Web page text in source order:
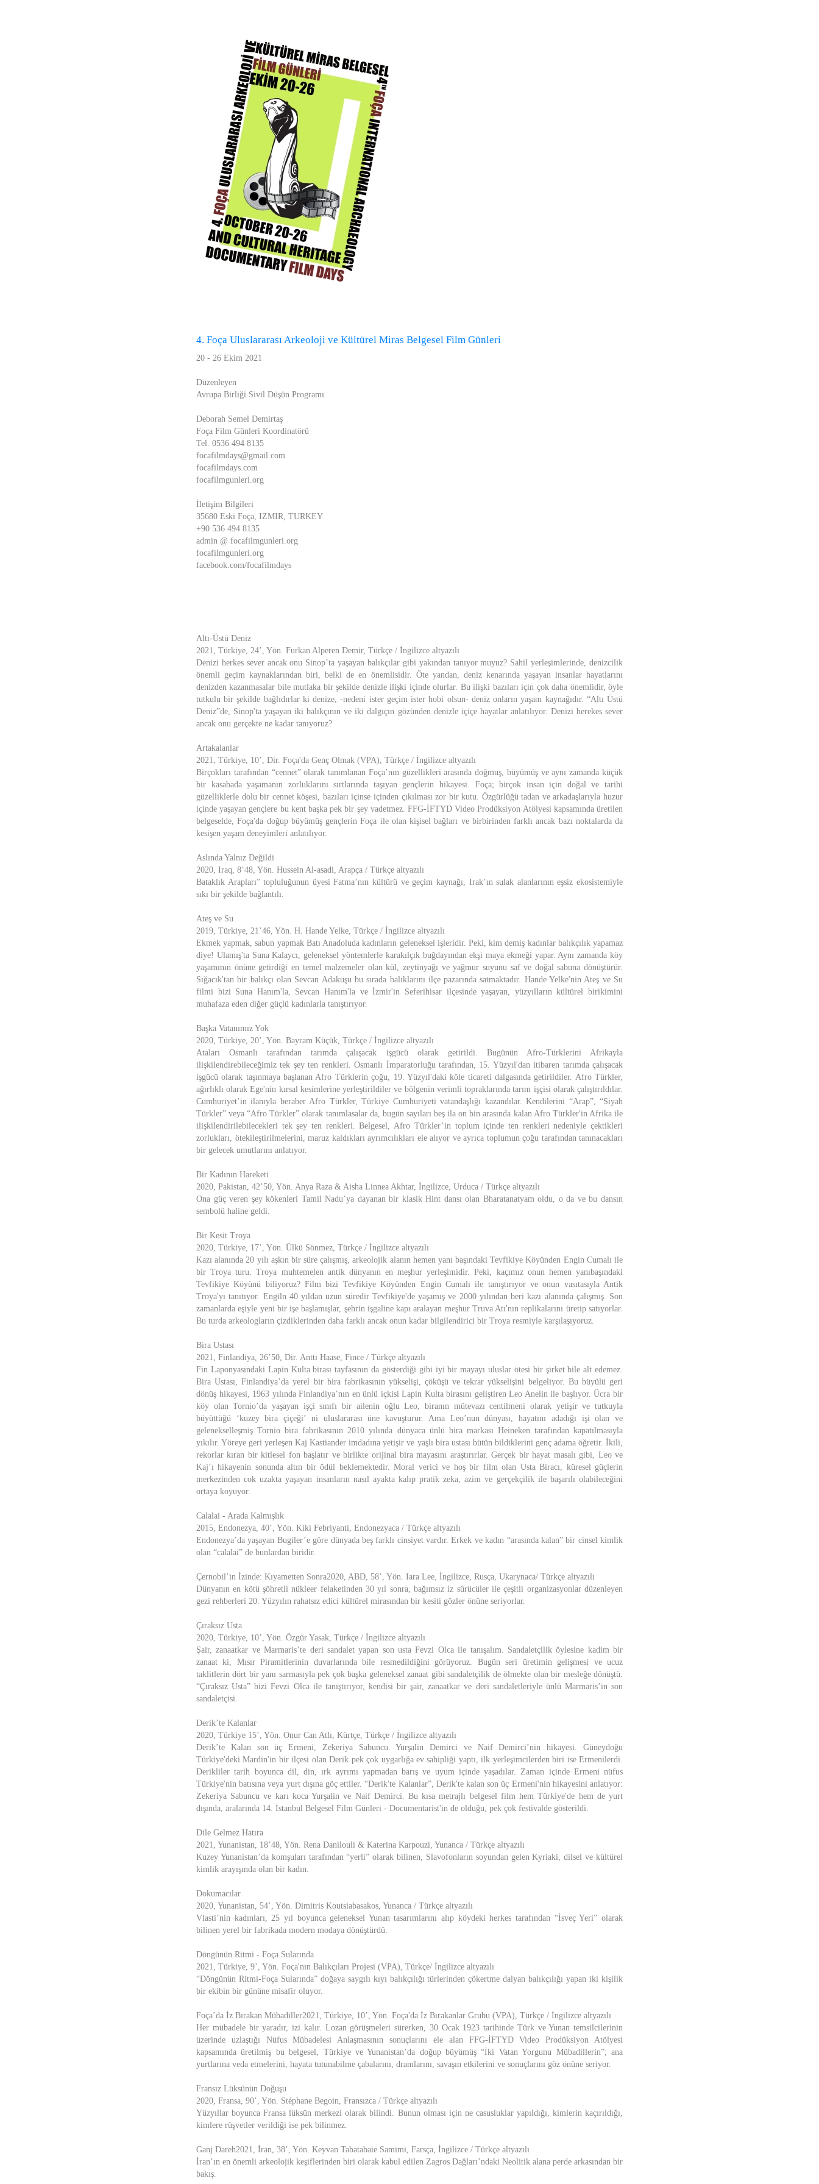
4. Foça Uluslararası Arkeoloji ve Kültürel Miras Belgesel Film Günleri
20 - 26 Ekim 2021
Düzenleyen
Avrupa Birliği Sivil Düşün Programı
Deborah Semel Demirtaş
Foça Film Günleri Koordinatörü
Tel. 0536 494 8135
focafilmdays@gmail.com
focafilmdays.com
focafilmgunleri.org
İletişim Bilgileri
35680 Eski Foça, IZMIR, TURKEY
+90 536 494 8135
admin @ focafilmgunleri.org
focafilmgunleri.org
facebook.com/focafilmdays
Altı-Üstü Deniz
2021, Türkiye, 24’, Yön. Furkan Alperen Demir, Türkçe / İngilizce altyazılı
Denizi herkes sever ancak onu Sinop’ta yaşayan balıkçılar gibi yakından tanıyor muyuz? Sahil yerleşimlerinde, denizcilik
önemli geçim kaynaklarından biri, belki de en önemlisidir. Öte yandan, deniz kenarında yaşayan insanlar hayatlarını
denizden kazanmasalar bile mutlaka bir şekilde denizle ilişki içinde olurlar. Bu ilişki bazıları için çok daha önemlidir, öyle
tutkulu bir şekilde bağlıdırlar ki denize, -nedeni ister geçim ister hobi olsun- deniz onların yaşam kaynağıdır. “Altı Üstü
Deniz”de, Sinop'ta yaşayan iki balıkçının ve iki dalgıçın gözünden denizle içiçe hayatlar anlatılıyor. Denizi herekes sever
ancak onu gerçekte ne kadar tanıyoruz?
Artakalanlar
2021, Türkiye, 10’, Dir. Foça'da Genç Olmak (VPA), Türkçe / İngilizce altyazılı
Birçokları tarafından “cennet” olarak tanımlanan Foça’nın güzellikleri arasında doğmuş, büyümüş ve aynı zamanda küçük
bir kasabada yaşamanın zorluklarını sırtlarında taşıyan gençlerin hikayesi. Foça; birçok insan için doğal ve tarihi
güzelliklerle dolu bir cennet köşesi, bazıları içinse içinden çıkılması zor bir kutu. Özgürlüğü tadan ve arkadaşlarıyla huzur
içinde yaşayan gençlere bu kent başka pek bir şey vadetmez. FFG-İFTYD Video Prodüksiyon Atölyesi kapsamında üretilen
belgeselde, Foça'da doğup büyümüş gençlerin Foça ile olan kişisel bağları ve birbirinden farklı ancak bazı noktalarda da
kesişen yaşam deneyimleri anlatılıyor.
Aslında Yalnız Değildi
2020, Iraq, 8’48, Yön. Hussein Al-asadi, Arapça / Türkçe altyazılı
Bataklık Arapları” topluluğunun üyesi Fatma’nın kültürü ve geçim kaynağı, Irak’ın sulak alanlarının eşsiz ekosistemiyle
sıkı bir şekilde bağlantılı.
Ateş ve Su
2019, Türkiye, 21’46, Yön. H. Hande Yelke, Türkçe / İngilizce altyazılı
Ekmek yapmak, sabun yapmak Batı Anadoluda kadınların geleneksel işleridir. Peki, kim demiş kadınlar balıkçılık yapamaz
diye! Ulamış'ta Suna Kalaycı, geleneksel yöntemlerle karakılçık buğdayından ekşi maya ekmeği yapar. Aynı zamanda köy
yaşamının önüne getirdiği en temel malzemeler olan kül, zeytinyağı ve yağmur suyunu saf ve doğal sabuna dönüştürür.
Sığacık'tan bir balıkçı olan Sevcan Adakuşu bu sırada balıklarını ilçe pazarında satmaktadır. Hande Yelke'nin Ateş ve Su
filmi bizi Suna Hanım'la, Sevcan Hanım'la ve İzmir'in Seferihisar ilçesinde yaşayan, yüzyılların kültürel birikimini
muhafaza eden diğer güçlü kadınlarla tanıştırıyor.
Başka Vatanımız Yok
2020, Türkiye, 20’, Yön. Bayram Küçük, Türkçe / İngilizce altyazılı
Ataları Osmanlı tarafından tarımda çalışacak işgücü olarak getirildi. Bugünün Afro-Türklerini Afrikayla
ilişkilendirebileceğimiz tek şey ten renkleri. Osmanlı İmparatorluğu tarafından, 15. Yüzyıl'dan itibaren tarımda çalışacak
işgücü olarak taşınmaya başlanan Afro Türklerin çoğu, 19. Yüzyıl'daki köle ticareti dalgasında getirildiler. Afro Türkler,
ağırlıklı olarak Ege'nin kırsal kesimlerine yerleştirildiler ve bölgenin verimli topraklarında tarım işçisi olarak çalıştırıldılar.
Cumhuriyet’in ilanıyla beraber Afro Türkler, Türkiye Cumhuriyeti vatandaşlığı kazandılar. Kendilerini “Arap”, “Siyah
Türkler” veya “Afro Türkler” olarak tanımlasalar da, bugün sayıları beş ila on bin arasında kalan Afro Türkler'in Afrika ile
ilişkilendirilebilecekleri tek şey ten renkleri. Belgesel, Afro Türkler’in toplum içinde ten renkleri nedeniyle çektikleri
zorlukları, ötekileştirilmelerini, maruz kaldıkları ayrımcılıkları ele alıyor ve ayrıca toplumun çoğu tarafından tanınacakları
bir gelecek umutlarını anlatıyor.
Bir Kadının Hareketi
2020, Pakistan, 42’50, Yön. Anya Raza & Aisha Linnea Akhtar, İngilizce, Urduca / Türkçe altyazılı
Ona güç veren şey kökenleri Tamil Nadu’ya dayanan bir klasik Hint dansı olan Bharatanatyam oldu, o da ve bu dansın
sembolü haline geldi.
Bir Kesit Troya
2020, Türkiye, 17’, Yön. Ülkü Sönmez, Türkçe / İngilizce altyazılı
Kazı alanında 20 yılı aşkın bir süre çalışmış, arkeolojik alanın hemen yanı başındaki Tevfikiye Köyünden Engin Cumalı ile
bir Troya turu. Troya muhtemelen antik dünyanın en meşhur yerleşimidir. Peki, kaçımız onun hemen yanıbaşındaki
Tevfikiye Köyünü biliyoruz? Film bizi Tevfikiye Köyünden Engin Cumalı ile tanıştırıyor ve onun vasıtasıyla Antik
Troya'yı tanıtıyor. Engiln 40 yıldan uzun süredir Tevfikiye'de yaşamış ve 2000 yılından beri kazı alanında çalışmış. Son
zamanlarda eşiyle yeni bir işe başlamışlar, şehrin işgaline kapı aralayan meşhur Truva Atı'nın replikalarını üretip satıyorlar.
Bu turda arkeologların çizdiklerinden daha farklı ancak onun kadar bilgilendirici bir Troya resmiyle karşılaşıyoruz.
Bira Ustası
2021, Finlandiya, 26’50, Dir. Antti Haase, Fince / Türkçe altyazılı
Fin Laponyasındaki Lapin Kulta birası tayfasının da gösterdiği gibi iyi bir mayayı uluslar ötesi bir şirket bile alt edemez.
Bira Ustası, Finlandiya’da yerel bir bira fabrikasının yükselişi, çöküşü ve tekrar yükselişini belgeliyor. Bu büyülü geri
dönüş hikayesi, 1963 yılında Finlandiya’nın en ünlü içkisi Lapin Kulta birasını geliştiren Leo Anelin ile başlıyor. Ücra bir
köy olan Tornio’da yaşayan işçi sınıfı bir ailenin oğlu Leo, biranın mütevazı centilmeni olarak yetişir ve tutkuyla
büyüttüğü ‘kuzey bira çiçeği’ ni uluslararası üne kavuşturur. Ama Leo’nun dünyası, hayatını adadığı işi olan ve
gelenekselleşmiş Tornio bira fabrikasının 2010 yılında dünyaca ünlü bira markası Heineken tarafından kapatılmasıyla
yıkılır. Yöreye geri yerleşen Kaj Kastiander imdadına yetişir ve yaşlı bira ustası bütün bildiklerini genç adama öğretir. İkili,
rekorlar kıran bir kitlesel fon başlatır ve birlikte orijinal bira mayasını araştırırlar. Gerçek bir hayat masalı gibi, Leo ve
Kaj’ı hikayenin sonunda altın bir ödül beklemektedir. Moral verici ve hoş bir film olan Usta Biracı, küresel güçlerin
merkezinden cok uzakta yaşayan insanların nasıl ayakta kalıp pratik zeka, azim ve gerçekçilik ile başarılı olabileceğini
ortaya koyuyor.
Calalai - Arada Kalmışlık
2015, Endonezya, 40’, Yön. Kiki Febriyanti, Endonezyaca / Türkçe altyazılı
Endonezya’da yaşayan Bugiler’e göre dünyada beş farklı cinsiyet vardır. Erkek ve kadın “arasında kalan” bir cinsel kimlik
olan “calalai” de bunlardan biridir.
Çernobil’in İzinde: Kıyametten Sonra2020, ABD, 58’, Yön. Iara Lee, İngilizce, Rusça, Ukarynaca/ Türkçe altyazılı
Dünyanın en kötü şöhretli nükleer felaketinden 30 yıl sonra, bağımsız iz sürücüler ile çeşitli organizasyonlar düzenleyen
gezi rehberleri 20. Yüzyılın rahatsız edici kültürel mirasından bir kesiti gözler önüne seriyorlar.
Çıraksız Usta
2020, Türkiye, 10’, Yön. Özgür Yasak, Türkçe / İngilizce altyazılı
Şair, zanaatkar ve Marmaris’te deri sandalet yapan son usta Fevzi Olca ile tanışalım. Sandaletçilik öylesine kadim bir
zanaat ki, Mısır Piramitlerinin duvarlarında bile resmedildiğini görüyoruz. Bugün seri üretimin gelişmesi ve ucuz
taklitlerin dört bir yanı sarmasıyla pek çok başka geleneksel zanaat gibi sandaletçilik de ölmekte olan bir mesleğe dönüştü.
“Çıraksız Usta” bizi Fevzi Olca ile tanıştırıyor, kendisi bir şair, zanaatkar ve deri sandaletleriyle ünlü Marmaris’in son
sandaletçisi.
Derik’te Kalanlar
2020, Türkiye 15’, Yön. Onur Can Atlı, Kürtçe, Türkçe / İngilizce altyazılı
Derik’te Kalan son üç Ermeni, Zekeriya Sabuncu. Yurşalin Demirci ve Naif Demirci’nin hikayesi. Güneydoğu
Türkiye'deki Mardin'in bir ilçesi olan Derik pek çok uygarlığa ev sahipliği yaptı, ilk yerleşimcilerden biri ise Ermenilerdi.
Derikliler tarih boyunca dil, din, ırk ayrımı yapmadan barış ve uyum içinde yaşadılar. Zaman içinde Ermeni nüfus
Türkiye'nin batısına veya yurt dışına göç ettiler. “Derik'te Kalanlar”, Derik'te kalan son üç Ermeni'nin hikayesini anlatıyor:
Zekeriya Sabuncu ve karı koca Yurşalin ve Naif Demirci. Bu kısa metrajlı belgesel film hem Türkiye'de hem de yurt
dışında, aralarında 14. İstanbul Belgesel Film Günleri - Documentarist'in de olduğu, pek çok festivalde gösterildi.
Dile Gelmez Hatıra
2021, Yunanistan, 18’48, Yön. Rena Danilouli & Katerina Karpouzi, Yunanca / Türkçe altyazılı
Kuzey Yunanistan’da komşuları tarafından “yerli” olarak bilinen, Slavofonların soyundan gelen Kyriaki, dilsel ve kültürel
kimlik arayışında olan bir kadın.
Dokumacılar
2020, Yunanistan, 54’, Yön. Dimitris Koutsiabasakos, Yunanca / Türkçe altyazılı
Vlasti’nin kadınları, 25 yıl boyunca geleneksel Yunan tasarımlarını alıp köydeki herkes tarafından “İsveç Yeri” olarak
bilinen yerel bir fabrikada modern modaya dönüştürdü.
Döngünün Ritmi - Foça Sularında
2021, Türkiye, 9’, Yön. Foça'nın Balıkçıları Projesi (VPA), Türkçe/ İngilizce altyazılı
“Döngünün Ritmi-Foça Sularında” doğaya saygılı kıyı balıkçılığı türlerinden çökertme dalyan balıkçılığı yapan iki kişilik
bir ekibin bir gününe misafir oluyor.
Foça’da İz Bırakan Mübadiller2021, Türkiye, 10’, Yön. Foça'da İz Bırakanlar Grubu (VPA), Türkçe / İngilizce altyazılı
Her mübadele bir yaradır, izi kalır. Lozan görüşmeleri sürerken, 30 Ocak 1923 tarihinde Türk ve Yunan temsilcilerinin
üzerinde uzlaştığı Nüfus Mübadelesi Anlaşmasının sonuçlarını ele alan FFG-İFTYD Video Prodüksiyon Atölyesi
kapsamında üretilmiş bu belgesel, Türkiye ve Yunanistan’da doğup büyümüş “İki Vatan Yorgunu Mübadillerin”; ana
yurtlarına veda etmelerini, hayata tutunabilme çabalarını, dramlarını, savaşın etkilerini ve sonuçlarını göz önüne seriyor.
Fransız Lüksünün Doğuşu
2020, Fransa, 90’, Yön. Stéphane Begoin, Fransızca / Türkçe altyazılı
Yüzyıllar boyunca Fransa lüksün merkezi olarak bilindi. Bunun olması için ne casusluklar yapıldığı, kimlerin kaçırıldığı,
kimlere rüşvetler verildiği ise pek bilinmez.
Ganj Dareh2021, İran, 38’, Yön. Keyvan Tabatabaie Samimi, Farsça, İngilizce / Türkçe altyazılı
İran’ın en önemli arkeolojik keşiflerinden biri olarak kabul edilen Zagros Dağları’ndaki Neolitik alana perde arkasından bir
bakış.